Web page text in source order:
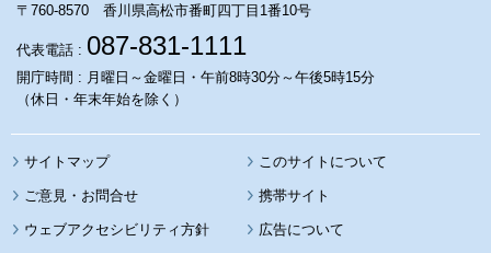
〒760-8570 香川県高松市番町四丁目1番10号
代表電話 : 087-831-1111
開庁時間 : 月曜日～金曜日・午前8時30分～午後5時15分
（休日・年末年始を除く）
サイトマップ このサイトについて
携帯サイト
ウェブアクセシビリティ方針 広告について